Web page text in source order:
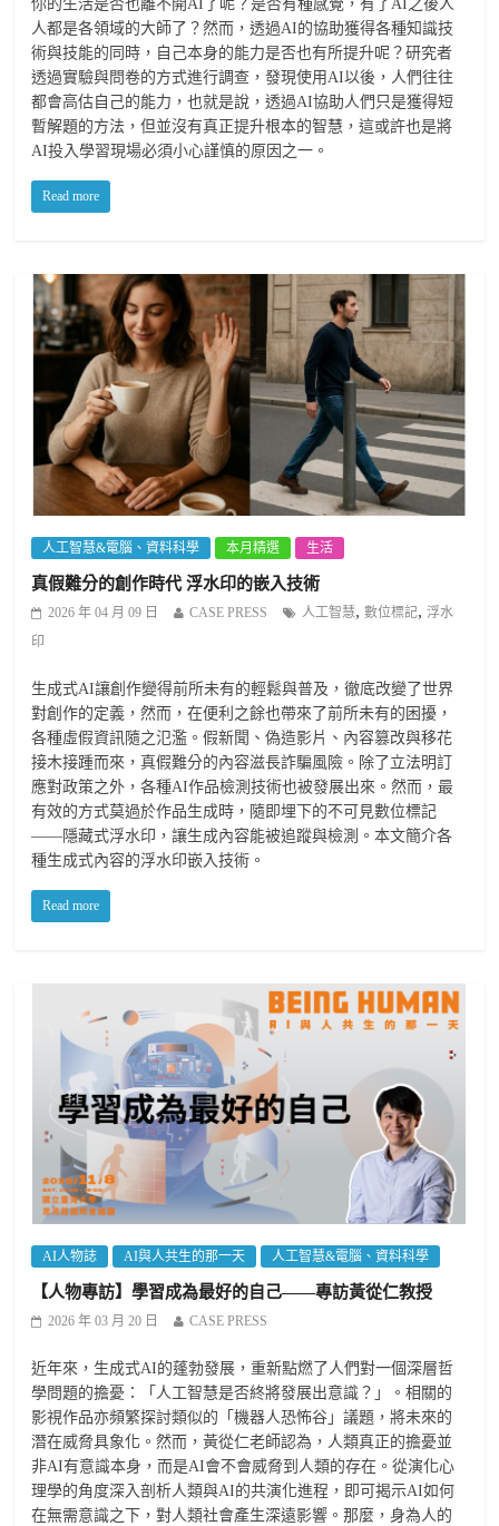
你的生活是否也離不開AI了呢？是否有種感覺，有了AI之後人
人都是各領域的大師了？然而，透過AI的協助獲得各種知識技
術與技能的同時，自己本身的能力是否也有所提升呢？研究者
透過實驗與問卷的方式進行調查，發現使用AI以後，人們往往
都會高估自己的能力，也就是說，透過AI協助人們只是獲得短
暫解題的方法，但並沒有真正提升根本的智慧，這或許也是將
AI投入學習現場必須小心謹慎的原因之一。
Read more
人工智慧&電腦、資料科學 本月精選 生活
真假難分的創作時代 浮水印的嵌入技術
2026 年 04 月 09 日 CASE PRESS 人工智慧,數位標記, 浮水
印
生成式AI讓創作變得前所未有的輕鬆與普及，徹底改變了世界
對創作的定義，然而，在便利之餘也帶來了前所未有的困擾，
各種虛假資訊隨之氾濫。假新聞、偽造影片、內容篡改與移花
接木接踵而來，真假難分的內容滋長詐騙風險。除了立法明訂
應對政策之外，各種AI作品檢測技術也被發展出來。然而，最
有效的方式莫過於作品生成時，隨即埋下的不可見數位標記
——隱藏式浮水印，讓生成內容能被追蹤與檢測。本文簡介各
種生成式內容的浮水印嵌入技術。
Read more
AI人物誌 AI與人共生的那一天 人工智慧&電腦、資料科學
【人物專訪】學習成為最好的自己——專訪黃從仁教授
2026 年 03 月 20 日 CASE PRESS
近年來，生成式AI的蓬勃發展，重新點燃了人們對一個深層哲
學問題的擔憂：「人工智慧是否終將發展出意識？」。相關的
影視作品亦頻繁探討類似的「機器人恐怖谷」議題，將未來的
潛在威脅具象化。然而，黃從仁老師認為，人類真正的擔憂並
非AI有意識本身，而是AI會不會威脅到人類的存在。從演化心
理學的角度深入剖析人類與AI的共演化進程，即可揭示AI如何
在無需意識之下，對人類社會產生深遠影響。那麼，身為人的